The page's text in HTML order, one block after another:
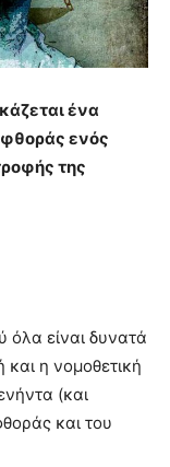
ένα
ενός
της
όλα είναι δυνατά
και η νομοθετική
(και
και του